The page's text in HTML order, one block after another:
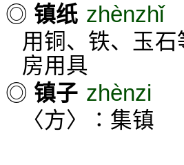
◎ 镇纸 zhènzhǐ
用铜、铁、玉
房用具
◎ 镇子 zhènzi
〈方〉∶集镇